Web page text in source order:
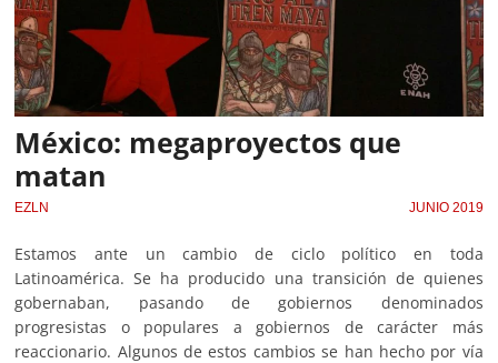
México: megaproyectos que
matan
EZLN JUNIO 2019
Estamos ante un cambio de ciclo político en toda
Latinoamérica. Se ha producido una transición de quienes
gobernaban, pasando de gobiernos denominados
progresistas o populares a gobiernos de carácter más
reaccionario. Algunos de estos cambios se han hecho por vía